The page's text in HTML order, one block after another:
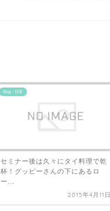
Blog・日常
セミナー後は久々にタイ料理で乾
杯！グッピーさんの下にあるロ
ー...
2015年4月11日